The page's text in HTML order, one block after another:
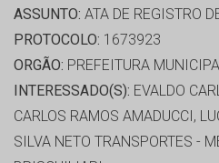
ASSUNTO: ATA DE REGISTRO
PROTOCOLO: 1673923
ORGÃO: PREFEITURA
INTERESSADO(S): EVALDO
CARLOS RAMOS AMADUCCI,
SILVA NETO TRANSPORTES -